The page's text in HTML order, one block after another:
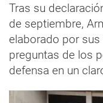
Tras su
de septiembre,
elaborado por
preguntas de los
defensa en un